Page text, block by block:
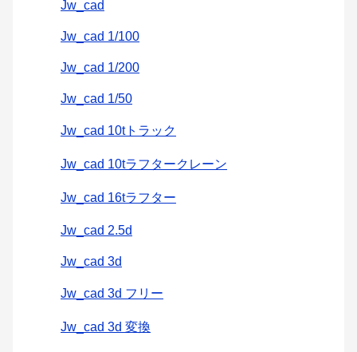
Jw_cad
Jw_cad 1/100
Jw_cad 1/200
Jw_cad 1/50
Jw_cad 10tトラック
Jw_cad 10tラフタークレーン
Jw_cad 16tラフター
Jw_cad 2.5d
Jw_cad 3d
Jw_cad 3d フリー
Jw_cad 3d 変換